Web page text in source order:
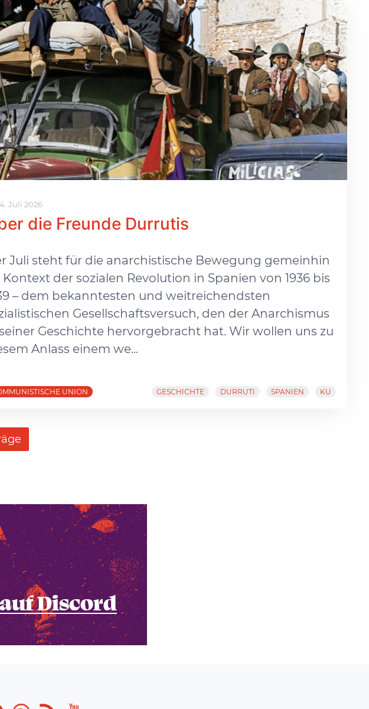
Juli 2026
die Freunde Durrutis
Juli steht für die anarchistische Bewegung gemeinhin
der sozialen Revolution in Spanien von 1936 bis
– dem bekanntesten und weitreichendsten
Gesellschaftsversuch, den der Anarchismus
Geschichte hervorgebracht hat. Wir wollen uns zu
Anlass einem we...
UNION GESCHICHTE DURRUTI SPANIEN KU